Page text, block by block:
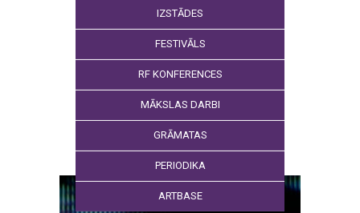
IZSTĀDES
FESTIVĀLS
RF KONFERENCES
MĀKSLAS DARBI
GRĀMATAS
PERIODIKA
ARTBASE